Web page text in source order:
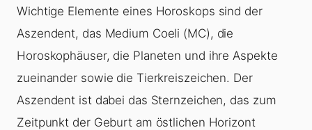
Wichtige Elemente eines Horoskops sind der
Aszendent, das Medium Coeli (MC), die
Horoskophäuser, die Planeten und ihre Aspekte
zueinander sowie die Tierkreiszeichen. Der
Aszendent ist dabei das Sternzeichen, das zum
Zeitpunkt der Geburt am östlichen Horizont